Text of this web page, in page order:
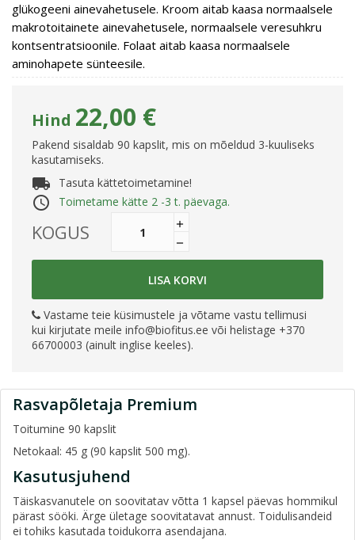
glükogeeni ainevahetusele. Kroom aitab kaasa normaalsele
makrotoitainete ainevahetusele, normaalsele veresuhkru
kontsentratsioonile. Folaat aitab kaasa normaalsele
aminohapete sünteesile.
Hind 22,00 €
Pakend sisaldab 90 kapslit, mis on mõeldud 3-kuuliseks
kasutamiseks.
local_shipping Tasuta kättetoimetamine!
access_time Toimetame kätte 2 -3 t. päevaga.
KOGUS
LISA KORVI
Vastame teie küsimustele ja võtame vastu tellimusi
kui kirjutate meile info@biofitus.ee või helistage +370
66700003 (ainult inglise keeles).
Rasvapõletaja Premium
Toitumine 90 kapslit
Netokaal: 45 g (90 kapslit 500 mg).
Kasutusjuhend
Täiskasvanutele on soovitatav võtta 1 kapsel päevas hommikul
pärast sööki. Ärge ületage soovitatavat annust. Toidulisandeid
ei tohiks kasutada toidukorra asendajana.